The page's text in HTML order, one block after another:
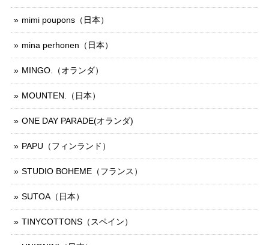
mimi poupons（日本）
mina perhonen（日本）
MINGO.（オランダ）
MOUNTEN.（日本）
ONE DAY PARADE(オランダ)
PAPU（フィンランド）
STUDIO BOHEME（フランス）
SUTOA（日本）
TINYCOTTONS（スペイン）